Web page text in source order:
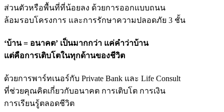
ส่วนตัวหรือพื้นที่ที่น้อยลง ด้วยการออกแบบถนน
ล้อมรอบโครงการ และการรักษาความปลอดภัย 3 ชั้น
‘บ้าน = อนาคต’ เป็นมากกว่า แค่คำว่าบ้าน
แต่คือการเติบโตในทุกด้านของชีวิต
ด้วยการพาร์ทเนอร์กับ Private Bank และ Life Consult
ที่ช่วยคุณคิดเกี่ยวกับอนาคต การเติบโต การเงิน
การเรียนรู้ตลอดชีวิต